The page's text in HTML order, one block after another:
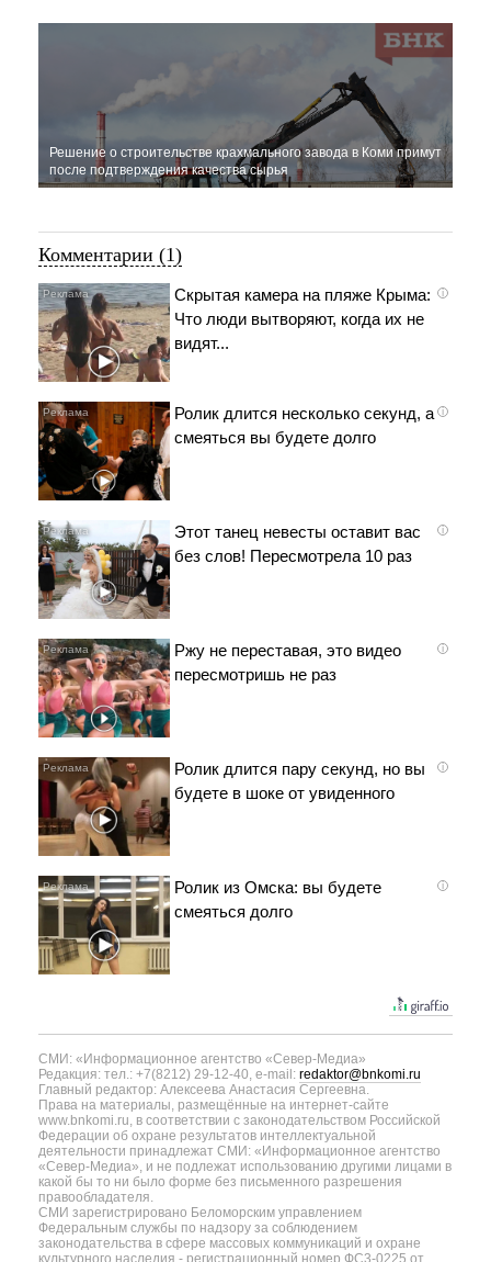
Решение о строительстве крахмального завода в Коми примут
после подтверждения качества сырья
Комментарии (1)
i
Скрытая камера на пляже Крыма:
Что люди вытворяют, когда их не
видят...
i
Ролик длится несколько секунд, а
смеяться вы будете долго
i
Этот танец невесты оставит вас
без слов! Пересмотрела 10 раз
i
Ржу не переставая, это видео
пересмотришь не раз
i
Ролик длится пару секунд, но вы
будете в шоке от увиденного
i
Ролик из Омска: вы будете
смеяться долго
СМИ: «Информационное агентство «Север-Медиа»
Редакция: тел.: +7(8212) 29-12-40, e-mail: redaktor@bnkomi.ru
Главный редактор: Алексеева Анастасия Сергеевна.
Права на материалы, размещённые на интернет-сайте
www.bnkomi.ru, в соответствии с законодательством Российской
Федерации об охране результатов интеллектуальной
деятельности принадлежат СМИ: «Информационное агентство
«Север-Медиа», и не подлежат использованию другими лицами в
какой бы то ни было форме без письменного разрешения
правообладателя.
СМИ зарегистрировано Беломорским управлением
Федеральным службы по надзору за соблюдением
законодательства в сфере массовых коммуникаций и охране
культурного наследия - регистрационный номер ФС3-0225 от